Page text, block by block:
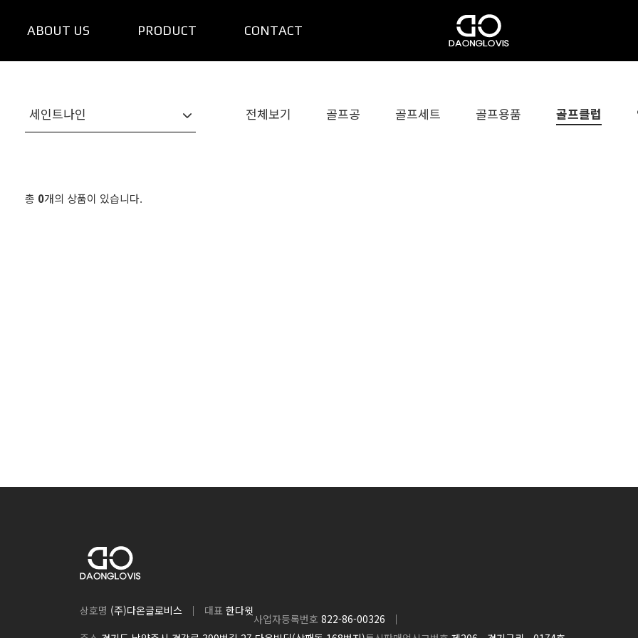
ABOUT US PRODUCT CONTACT
세인트나인 전체보기 골프공 골프세트 골프용품 골프클럽
총 0개의 상품이 있습니다.
상호명 (주)다온글로비스 대표한다윗
사업자등록번호 822-86-00326